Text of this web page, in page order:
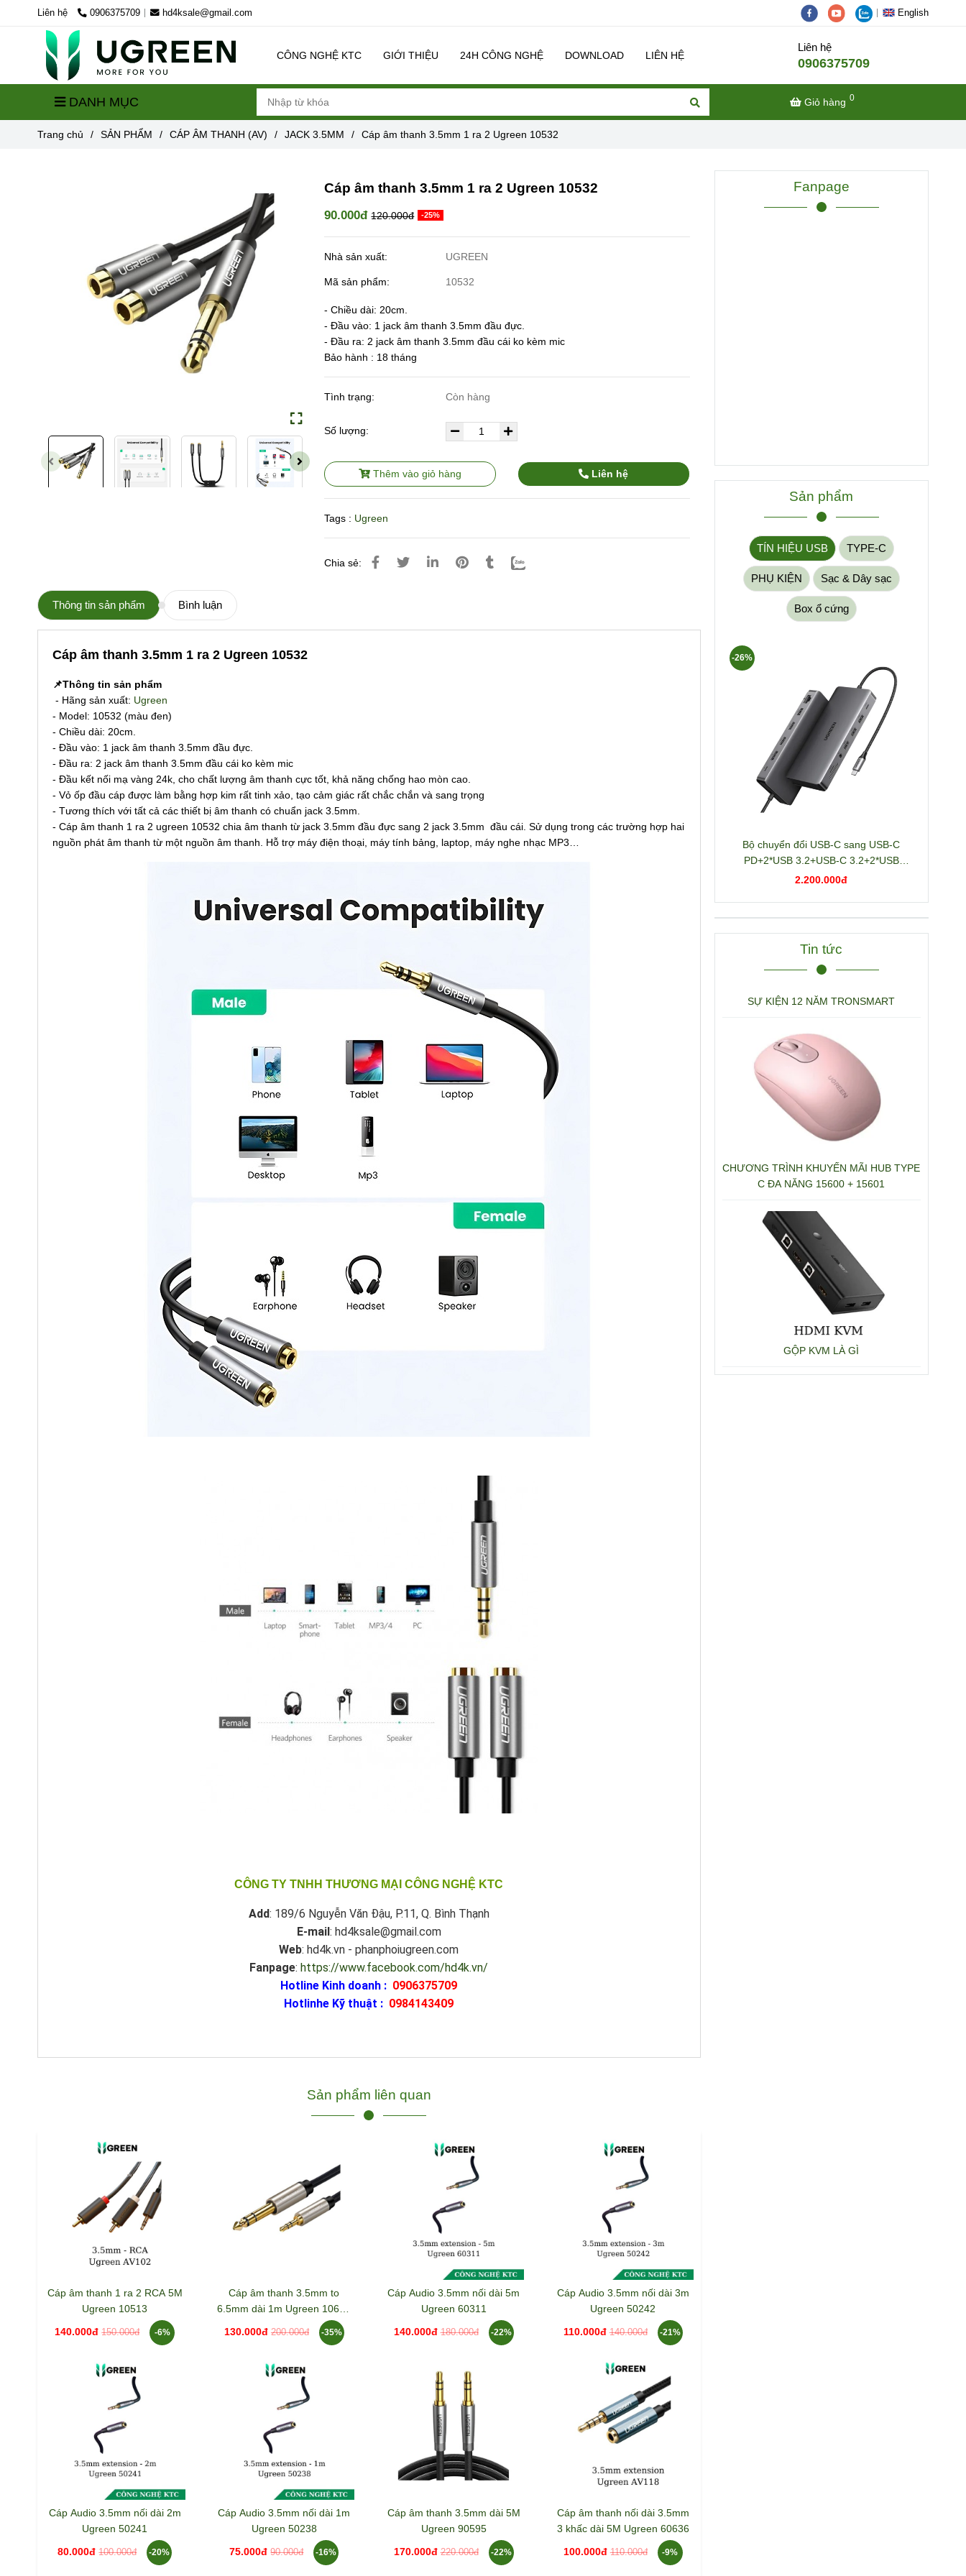
Liên hệ 0906375709 hd4ksale@gmail.com English
CÔNG NGHỆ KTC GIỚI THIỆU 24H CÔNG NGHỆ DOWNLOAD LIÊN HỆ
Liên hệ
0906375709
DANH MỤC Giỏ hàng 0
Trang chủ / SẢN PHẨM / CÁP ÂM THANH (AV) / JACK 3.5MM / Cáp âm thanh 3.5mm 1 ra 2 Ugreen 10532
Cáp âm thanh 3.5mm 1 ra 2 Ugreen 10532
90.000đ 120.000đ -25%
Nhà sản xuất: UGREEN
Mã sản phẩm: 10532
- Chiều dài: 20cm.
- Đầu vào: 1 jack âm thanh 3.5mm đầu đực.
- Đầu ra: 2 jack âm thanh 3.5mm đầu cái ko kèm mic
Bảo hành : 18 tháng
Tình trạng: Còn hàng
Số lượng:
Thêm vào giỏ hàng Liên hệ
Tags : Ugreen
Chia sẻ:
Thông tin sản phẩm Bình luận
Cáp âm thanh 3.5mm 1 ra 2 Ugreen 10532
📌Thông tin sản phẩm
- Hãng sản xuất: Ugreen
- Model: 10532 (màu đen)
- Chiều dài: 20cm.
- Đầu vào: 1 jack âm thanh 3.5mm đầu đực.
- Đầu ra: 2 jack âm thanh 3.5mm đầu cái ko kèm mic
- Đầu kết nối mạ vàng 24k, cho chất lượng âm thanh cực tốt, khả năng chống hao mòn cao.
- Vỏ ốp đầu cáp được làm bằng hợp kim rất tinh xảo, tạo cảm giác rất chắc chắn và sang trọng
- Tương thích với tất cả các thiết bị âm thanh có chuẩn jack 3.5mm.
- Cáp âm thanh 1 ra 2 ugreen 10532 chia âm thanh từ jack 3.5mm đầu đực sang 2 jack 3.5mm đầu cái. Sử dụng trong các trường hợp hai
nguồn phát âm thanh từ một nguồn âm thanh. Hỗ trợ máy điện thoại, máy tính bảng, laptop, máy nghe nhạc MP3…
CÔNG TY TNHH THƯƠNG MẠI CÔNG NGHỆ KTC
Add: 189/6 Nguyễn Văn Đậu, P.11, Q. Bình Thạnh
E-mail: hd4ksale@gmail.com
Web: hd4k.vn - phanphoiugreen.com
Fanpage:https://www.facebook.com/hd4k.vn/
Hotline Kinh doanh : 0906375709
Hotlinhe Kỹ thuật : 0984143409
Sản phẩm liên quan
Cáp âm thanh 1 ra 2 RCA 5M
Ugreen 10513
140.000đ 150.000đ -6%
Cáp âm thanh 3.5mm to
6.5mm dài 1m Ugreen 10625
130.000đ 200.000đ -35%
Cáp Audio 3.5mm nối dài 5m
Ugreen 60311
140.000đ 180.000đ -22%
Cáp Audio 3.5mm nối dài 3m
Ugreen 50242
110.000đ 140.000đ -21%
Cáp Audio 3.5mm nối dài 2m
Ugreen 50241
80.000đ 100.000đ -20%
Cáp Audio 3.5mm nối dài 1m
Ugreen 50238
75.000đ 90.000đ -16%
Cáp âm thanh 3.5mm dài 5M
Ugreen 90595
170.000đ 220.000đ -22%
Cáp âm thanh nối dài 3.5mm
3 khấc dài 5M Ugreen 60636
100.000đ 110.000đ -9%
Fanpage
Sản phẩm
TÍN HIỆU USB TYPE-C
PHỤ KIỆN Sạc & Dây sạc
Box ổ cứng
Bộ chuyển đổi USB-C sang USB-C
PD+2*USB 3.2+USB-C 3.2+2*USB
3.0+RJ45+2*HDMI+DP+SD/TF+3.5mm
2.200.000đ
-26%
Tin tức
SỰ KIỆN 12 NĂM TRONSMART
CHƯƠNG TRÌNH KHUYẾN MÃI HUB TYPE
C ĐA NĂNG 15600 + 15601
GỘP KVM LÀ GÌ